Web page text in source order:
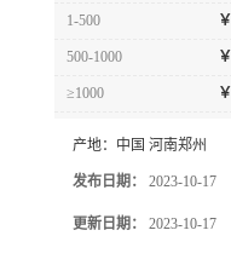
1-500 ￥
500-1000 ￥
≥1000 ￥
产地： 中国 河南郑州
发布日期： 2023-10-17
更新日期： 2023-10-17